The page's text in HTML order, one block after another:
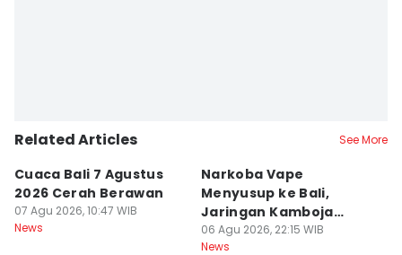
Related Articles See More
Cuaca Bali 7 Agustus
2026 Cerah Berawan
07 Agu 2026, 10:47 WIB
News
Narkoba Vape
Menyusup ke Bali,
Jaringan Kamboja
Terbongkar
06 Agu 2026, 22:15 WIB
News